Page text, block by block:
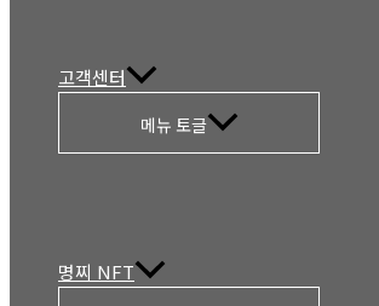
고객센터
메뉴 토글
명찌 NFT